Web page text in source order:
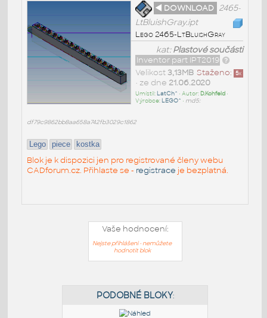
◄ DOWNLOAD 2465-
LtBluishGray.ipt
Lego 2465-LtBluishGray
kat:Plastové součásti
Inventor part IPT2019
Staženo: 5x
Velikost3,13MB
• ze dne 21.06.2020
Umístil: LatCh^ • Autor: D.Kohfeld•
Výrobce: LEGO^ • md5:
df79c9862bb8aa658a742fb3029c1862
Lego piece kostka
Blok je k dispozici jen pro registrované členy webu
CADforum.cz. Přihlaste se - registrace je bezplatná.
Vaše hodnocení:
Nejste přihlášeni - nemůžete
hodnotit blok